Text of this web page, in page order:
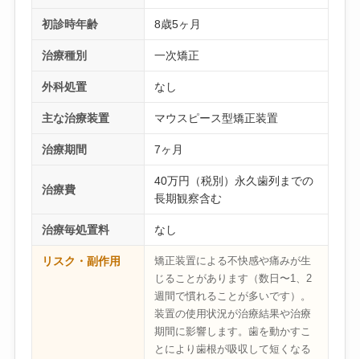
初診時年齢 8歳5ヶ月
治療種別 一次矯正
外科処置 なし
主な治療装置 マウスピース型矯正装置
治療期間 7ヶ月
治療費
40万円（税別）永久歯列までの
長期観察含む
治療毎処置料 なし
リスク・副作用
矯正装置による不快感や痛みが生
じることがあります（数日〜1、2
週間で慣れることが多いです）。
装置の使用状況が治療結果や治療
期間に影響します。歯を動かすこ
とにより歯根が吸収して短くなる